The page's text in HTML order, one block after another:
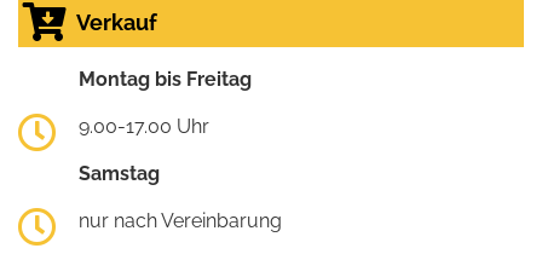
Verkauf
Montag bis Freitag
9.00-17.00 Uhr
Samstag
nur nach Vereinbarung